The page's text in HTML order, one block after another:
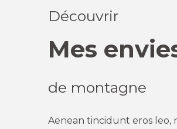
Découvrir
Mes
de montagne
Aenean tincidunt eros leo,